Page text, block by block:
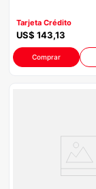
Tarjeta Crédito
US$ 143,13
Comprar